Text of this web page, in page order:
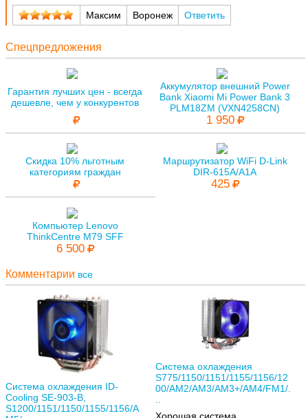
Максим Воронеж Ответить
Спецпредложения
Гарантия лучших цен - всегда
дешевле, чем у конкурентов
Аккумулятор внешний Power
Bank Xiaomi Mi Power Bank 3
PLM18ZM (VXN4258CN)
1 950
Скидка 10% льготным
категориям граждан
Маршрутизатор WiFi D-Link
DIR-615A/A1A
425
Компьютер Lenovo
ThinkCentre M79 SFF
6 500
Комментарии все
Система охлаждения ID-
Cooling SE-903-B,
S1200/1151/1150/1155/1156/A
Система охлаждения
S775/1150/1151/1155/1156/12
00/AM2/AM3/AM3+/AM4/FM1/.
Хорошая система